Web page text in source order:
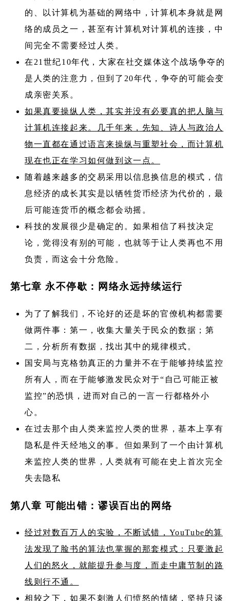
的、以计算机为基础的网络中，计算机本身就是网
络的成员之一，甚至有计算机对计算机的连接，中
间完全不需要经过人类。
在21世纪10年代，大家在社交媒体这个战场争夺的
是人类的注意力，但到了20年代，争夺的可能会变
成亲密关系。
如果真要操纵人类，其实并没有必要真的把人脑与
计算机连接起来。几千年来，先知、诗人与政治人
物一直都在通过语言来操纵与重塑社会，而计算机
现在也正在学习如何做到这一点。
随着越来越多的交易采用以信息换信息的模式，信
息经济的成长其实是以牺牲货币经济为代价的，最
后可能连货币的概念都会动摇。
科技的发展很少是确定的。如果相信了科技决定
论，觉得没有别的可能，也就等于让人类再也不用
负责，而这会十分危险。
第七章 永不停歇：网络永远持续运行
为了了解我们，不论好的还是坏的官僚机构都需要
做两件事：第一，收集大量关于民众的数据；第
二，分析所有数据，找出其中的规律模式。
国安局与克格勃真正的力量并不在于能够持续监控
所有人，而在于能够激发民众对于“自己可能正被
监控”的恐惧，进而对自己的一言一行都格外小
心。
在过去那个由人类来监控人类的世界，基本上享有
隐私是件天经地义的事。但如果到了一个由计算机
来监控人类的世界，人类就有可能在史上首次完全
失去隐私
第八章 可能出错：谬误百出的网络
经过对数百万人的实验，不断试错，YouTube的算
法发现了脸书的算法也掌握的那套模式：只要激起
人们的怒火，就能提升参与度，而走中庸节制的路
线则行不通。
相较之下，如果不刺激人们愤怒的情绪，坚持只谈